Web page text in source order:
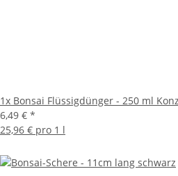
1x Bonsai Flüssigdünger - 250 ml
6,49 € *
25,96 € pro 1 l